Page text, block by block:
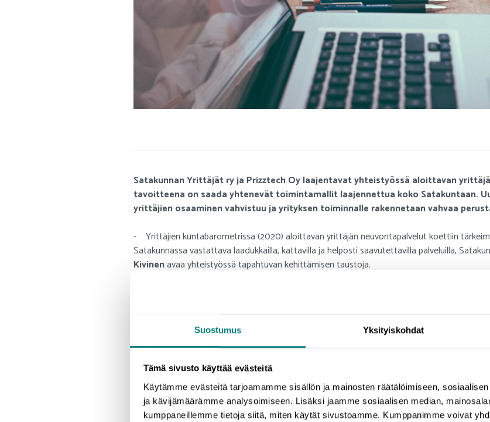
Suostumus Yksityiskohdat
Tämä sivusto käyttää evästeitä
Käytämme evästeitä tarjoamamme sisällön ja mainosten räätälöimiseen,
ja kävijämäärämme analysoimiseen. Lisäksi jaamme sosiaalisen median,
kumppaneillemme tietoja siitä, miten käytät sivustoamme. Kumppanimme voivat
Satakunnan Yrittäjät ry ja Prizztech Oy laajentavat yhteistyössä aloittavan
tavoitteena on saada yhtenevät toimintamallit laajennettua koko Satakuntaan.
yrittäjien osaaminen vahvistuu ja yrityksen toiminnalle rakennetaan vahvaa
- Yrittäjien kuntabarometrissa (2020) aloittavan yrittäjän neuvontapalvelut koettiin
Satakunnassa vastattava laadukkailla, kattavilla ja helposti saavutettavilla palveluilla,
Kivinenavaa yhteistyössä tapahtuvan kehittämisen taustoja.
Prizztechillä on vahva kokemus ja monipuolinen osaaminen aloittavien yrittäjien
On toki oltava jo toimivien ja kasvua hakevien yritysten tukena, mutta erityisesti juuri nyt on
neuvontaan, Prizztechin palvelujohtajaJari-Pekka Niemivalottaa palvelumallin tärkeyttä.
Kunnilta toivotaan vihreää valoa
Kun Satakuntaan saadaan yhtenevät ja konseptoidut aloittavan yrittäjän neuvontapalvelut,
yrityskannalle. Tämä tarkoittaa tietenkin myös kuntien ja kaupunkien, mutta myös koko